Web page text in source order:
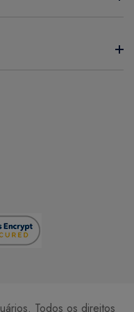
Todos os direitos